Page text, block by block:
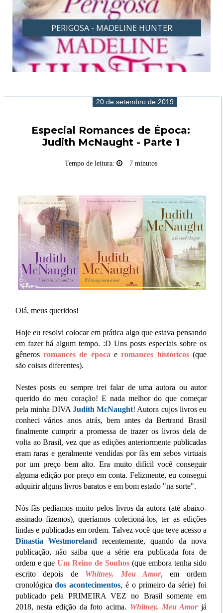
PERIGOSA - MADELINE HUNTER
20 de setembro de 2019
Especial Romances de Época:
Judith McNaught - Parte 1
Tempo de leitura: 7 minutos
Olá, meus queridos!
Hoje eu resolvi colocar em prática algo que estava pensando
em fazer há algum tempo. :D Uns posts especiais sobre os
gêneros romances de época eromances históricos(que
são coisas diferentes).
Nestes posts eu sempre irei falar de uma autora ou autor
querido do meu coração! E nada melhor do que começar
pela minha DIVAJudith McNaught! Autora cujos livros eu
conheci vários anos atrás, bem antes da Bertrand Brasil
finalmente cumprir a promessa de trazer os livros dela de
volta ao Brasil, vez que as edições anteriormente publicadas
eram raras e geralmente vendidas por fãs em sebos virtuais
por um preço bem alto. Era muito difícil você conseguir
alguma edição por preço em conta. Felizmente, eu consegui
adquirir alguns livros baratos e em bom estado "na sorte".
Nós fãs pedíamos muito pelos livros da autora (até abaixo-
assinado fizemos), queríamos colecioná-los, ter as edições
lindas e publicadas em ordem. Talvez você que teve acesso a
Dinastia Westmoreland recentemente, quando da nova
publicação, não saiba que a série era publicada fora de
ordem e que Um Reino de Sonhos (que embora tenha sido
escrito depois de Whitney, Meu Amor, em ordem
cronológicados acontecimentos, é o primeiro da série) foi
publicado pela PRIMEIRA VEZ no Brasil somente em
2018, nesta edição da foto acima. Whitney, Meu Amorjá